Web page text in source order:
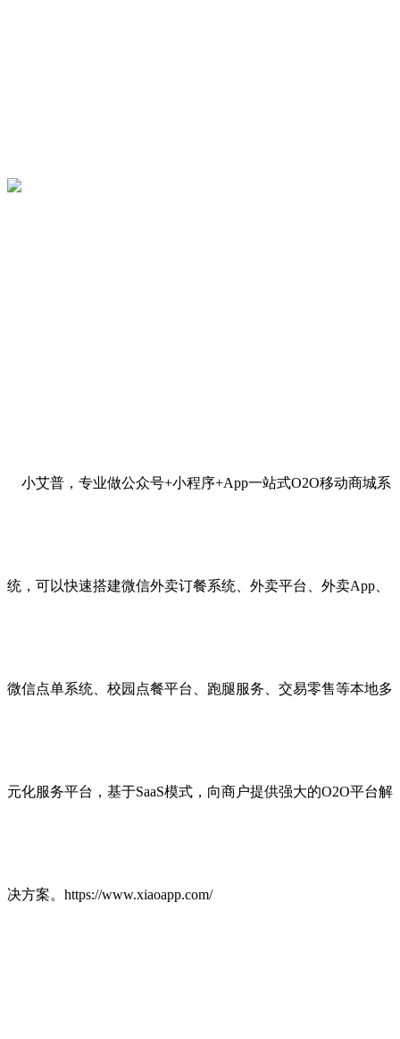
小艾普，专业做公众号+小程序+App一站式O2O移动商城系
统，可以快速搭建微信外卖订餐系统、外卖平台、外卖App、
微信点单系统、校园点餐平台、跑腿服务、交易零售等本地多
元化服务平台，基于SaaS模式，向商户提供强大的O2O平台解
决方案。https://www.xiaoapp.com/